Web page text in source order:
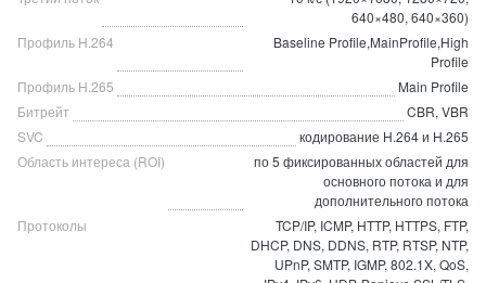
640×480, 640×360)
Профиль H.264
Baseline Profile,MainProfile,High
Profile
Профиль H.265
Main Profile
Битрейт
CBR, VBR
SVC
кодирование H.264 и H.265
Область интереса (ROI)
по 5 фиксированных областей для
основного потока и для
дополнительного потока
Протоколы
TCP/IP, ICMP, HTTP, HTTPS, FTP,
DHCP, DNS, DDNS, RTP, RTSP, NTP,
UPnP, SMTP, IGMP, 802.1X, QoS,